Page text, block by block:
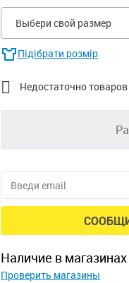
Выбери свой размер
Підібрати розмір
 Недостаточно
наличие в магазинах
Проверить магазины